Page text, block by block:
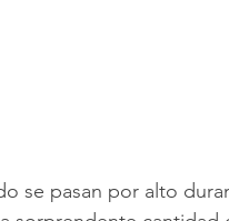
se pasan por alto